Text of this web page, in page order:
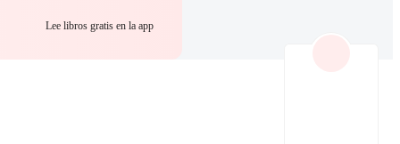
Lee libros gratis en la app